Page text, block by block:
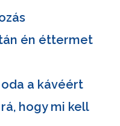
én éttermet
a kávéért
hogy mi kell